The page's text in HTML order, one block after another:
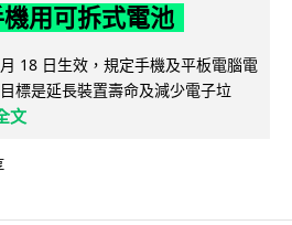
用可拆式電池
18 日生效，規定手機及平板電腦電
標是延長裝置壽命及減少電子垃
文